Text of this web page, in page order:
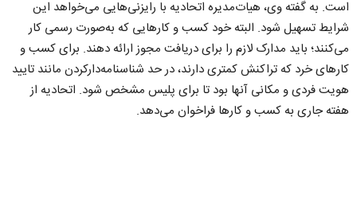
است. به گفته وی، هیات‌مدیره اتحادیه با رایزنی‌هایی می‌خواهد این
شرایط تسهیل شود. البته خود کسب و کارهایی که به‌صورت رسمی کار
می‌کنند؛ باید مدارک لازم را برای دریافت مجوز ارائه دهند. برای کسب و
کارهای خرد که تراکنش کمتری دارند، در حد شناسنامه‌دارکردن مانند تایید
هویت فردی و مکانی آنها بود تا برای پلیس مشخص شود. اتحادیه از
هفته جاری به کسب و کارها فراخوان می‌دهد.